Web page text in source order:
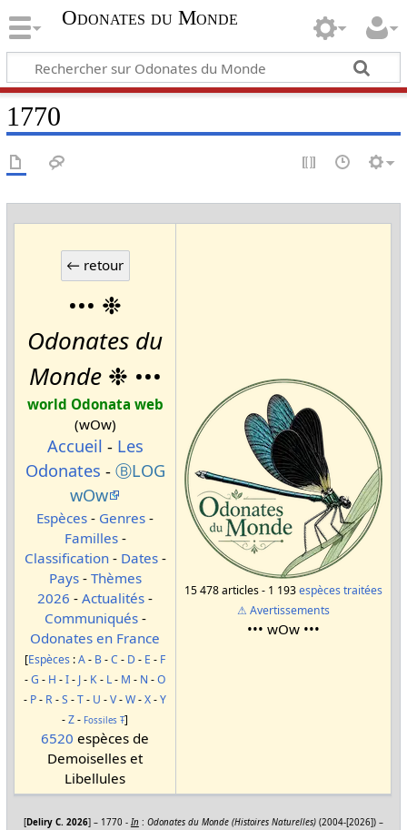
Odonates du Monde
1770
••• ❉
Odonates du
Monde❉ •••
world Odonata web
(wOw)
Accueil - Les
Odonates - ⒷLOG
wOw
Espèces - Genres -
Familles-
Classification- Dates-
Pays- Thèmes
2026 -Actualités -
Communiqués-
Odonates en France
[Espèces :A- B-C- D - E - F
-G - H -I- J- K- L- M - N -O
- P- R-S -T- U -V-W-X-Y
-Z- Fossiles Ŧ]
6520 espèces de
Demoiselles et
Libellules
15 478 articles - 1 193espèces traitées
⚠ Avertissements
••• wOw •••
[Deliry C. 2026] – 1770 - In : Odonates du Monde (Histoires Naturelles)(2004-[2026]) –